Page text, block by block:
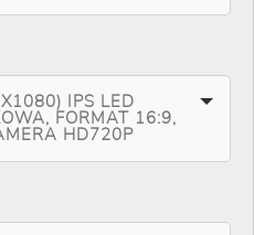
IPS LED
FORMAT 16:9,
HD720P